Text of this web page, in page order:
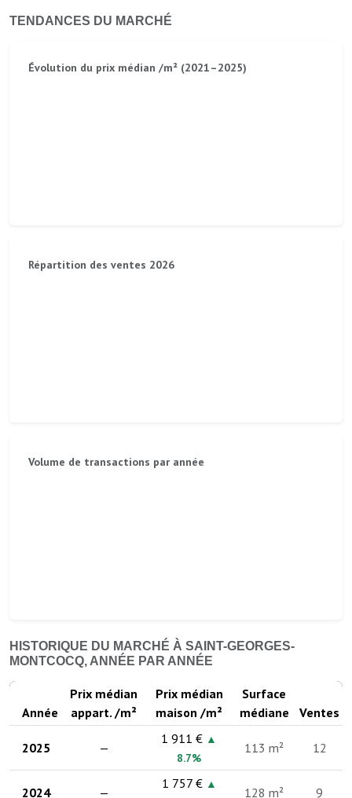
TENDANCES DU MARCHÉ
Évolution du prix médian /m² (2021–2025)
Répartition des ventes 2026
Volume de transactions par année
HISTORIQUE DU MARCHÉ À SAINT-GEORGES-
MONTCOCQ, ANNÉE PAR ANNÉE
Année
Prix médian
appart. /m²
Prix médian
maison /m²
Surface
médiane
Ventes
2025 —
1 911 € ▲
8.7%
113 m² 12
2024 —
1 757 € ▲
128 m² 9